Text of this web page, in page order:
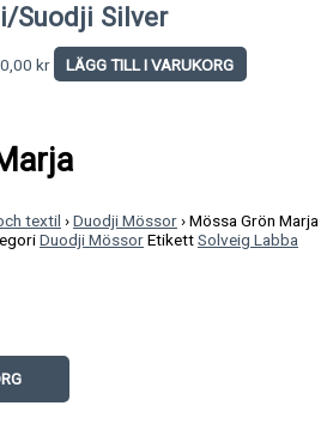
Suodji Silver
kr LÄGG TILL I VARUKORG
textil ›Duodji Mössor›Mössa Grön Marja
Duodji MössorEtikettSolveig Labba